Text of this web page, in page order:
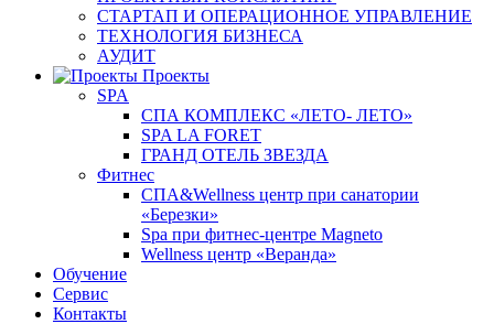
СТАРТАП И ОПЕРАЦИОННОЕ УПРАВЛЕНИЕ
ТЕХНОЛОГИЯ БИЗНЕСА
АУДИТ
Проекты
SPA
СПА КОМПЛЕКС «ЛЕТО- ЛЕТО»
SPA LA FORET
ГРАНД ОТЕЛЬ ЗВЕЗДА
Фитнес
СПА&Wellness центр при санатории
«Березки»
Spa при фитнес-центре Magneto
Wellness центр «Веранда»
Обучение
Сервис
Контакты